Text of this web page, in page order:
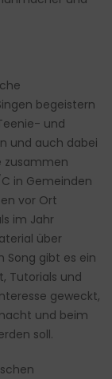
begeistern
und
und auch dabei
zusammen
in Gemeinden
vor Ort
im Jahr
über
Song gibt es ein
Tutorials und
geweckt,
und beim
soll.